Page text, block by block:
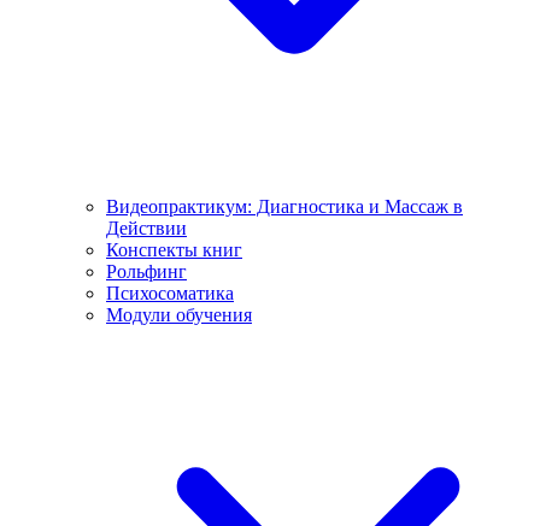
Видеопрактикум: Диагностика и Массаж в
Действии
Конспекты книг
Рольфинг
Психосоматика
Модули обучения